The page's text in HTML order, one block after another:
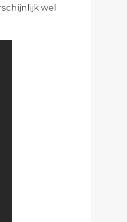
wel